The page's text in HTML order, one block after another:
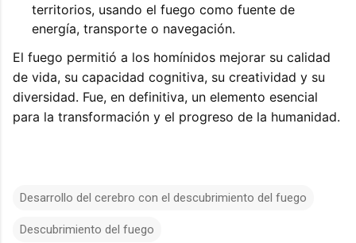
territorios, usando el fuego como fuente de
energía, transporte o navegación.
El fuego permitió a los homínidos mejorar su calidad
de vida, su capacidad cognitiva, su creatividad y su
diversidad. Fue, en definitiva, un elemento esencial
para la transformación y el progreso de la humanidad.
Desarrollo del cerebro con el descubrimiento del fuego
Descubrimiento del fuego